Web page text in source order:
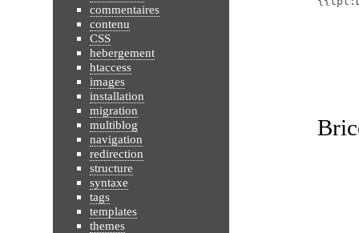
commentaires
contenu
CSS
hebergement
htaccess
images
installation
migration
multiblog
navigation
redirection
structure
syntaxe
tags
templates
themes